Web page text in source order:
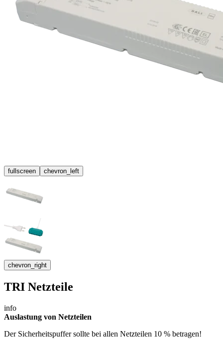
fullscreen chevron_left
chevron_right
TRI Netzteile
info
Auslastung von Netzteilen
Der Sicherheitspuffer sollte bei allen Netzteilen 10 % betragen!